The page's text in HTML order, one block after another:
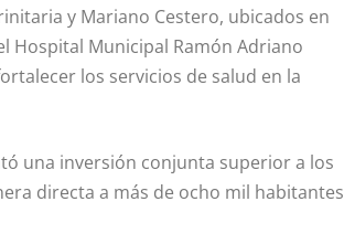
y Mariano Cestero, ubicados en
Hospital Municipal Ramón Adriano
los servicios de salud en la
una inversión conjunta superior a los
directa a más de ocho mil habitantes